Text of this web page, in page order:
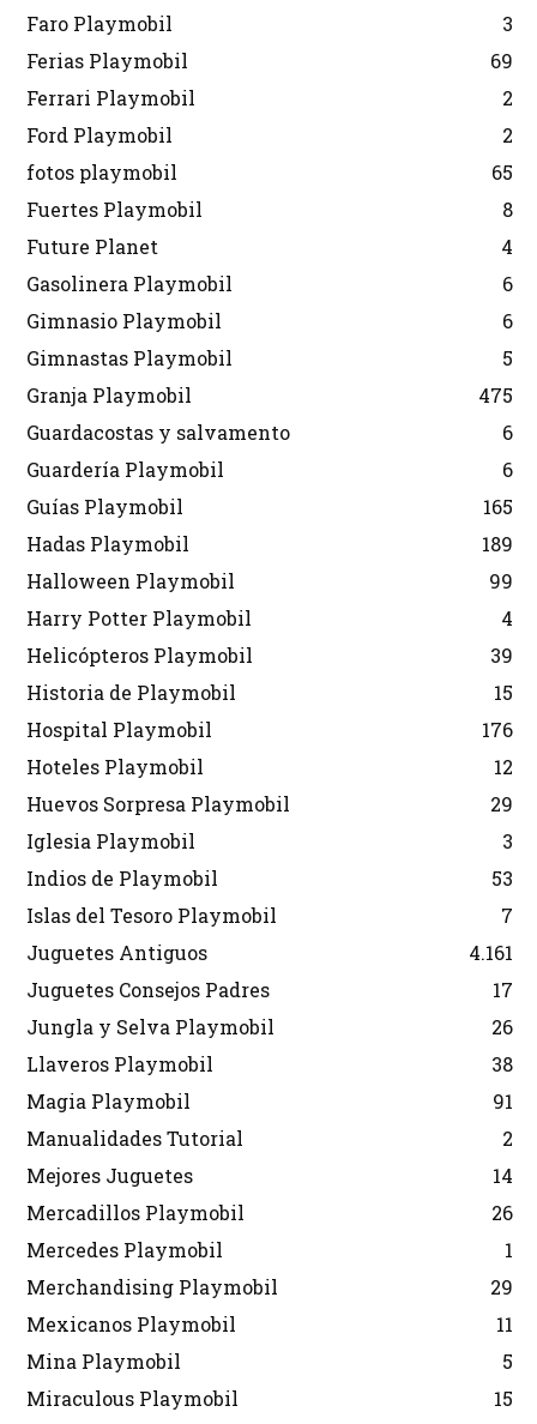
Faro Playmobil
3
Ferias Playmobil
69
Ferrari Playmobil
2
Ford Playmobil
2
fotos playmobil
65
Fuertes Playmobil
8
Future Planet
4
Gasolinera Playmobil
6
Gimnasio Playmobil
6
Gimnastas Playmobil
5
Granja Playmobil
475
Guardacostas y salvamento
6
Guardería Playmobil
6
Guías Playmobil
165
Hadas Playmobil
189
Halloween Playmobil
99
Harry Potter Playmobil
4
Helicópteros Playmobil
39
Historia de Playmobil
15
Hospital Playmobil
176
Hoteles Playmobil
12
Huevos Sorpresa Playmobil
29
Iglesia Playmobil
3
Indios de Playmobil
53
Islas del Tesoro Playmobil
7
Juguetes Antiguos
4.161
Juguetes Consejos Padres
17
Jungla y Selva Playmobil
26
Llaveros Playmobil
38
Magia Playmobil
91
Manualidades Tutorial
2
Mejores Juguetes
14
Mercadillos Playmobil
26
Mercedes Playmobil
1
Merchandising Playmobil
29
Mexicanos Playmobil
11
Mina Playmobil
5
Miraculous Playmobil
15